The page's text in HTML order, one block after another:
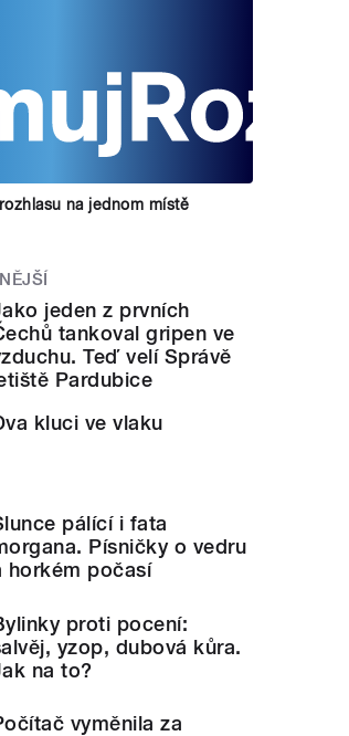
na jednom místě
jeden z prvních
tankoval gripen ve
Teď velí Správě
Pardubice
kluci ve vlaku
pálící i fata
Písničky o vedru
horkém počasí
proti pocení:
yzop, dubová kůra.
na to?
vyměnila za